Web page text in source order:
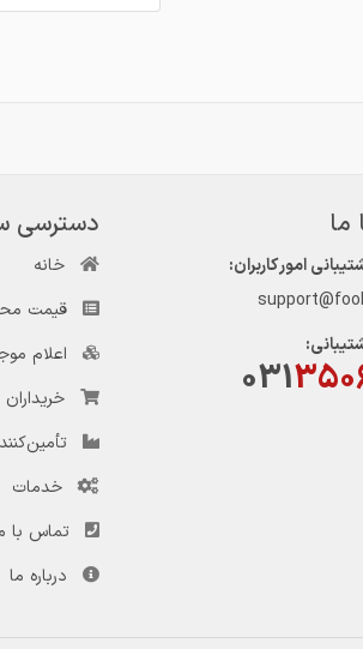
ما
امور کاربران:
031
دسترسی
خانه
قیمت
اعلام
خریداران
خدمات
تماس با
درباره ما